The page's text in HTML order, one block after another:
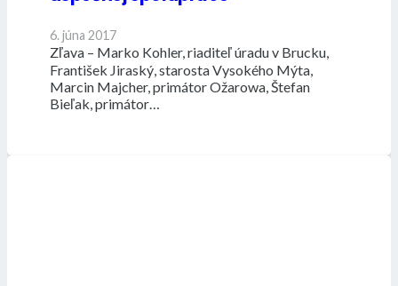
6. júna 2017
Zľava – Marko Kohler, riaditeľ úradu v Brucku,
František Jiraský, starosta Vysokého Mýta,
Marcin Majcher, primátor Ožarowa, Štefan
Bieľak, primátor…